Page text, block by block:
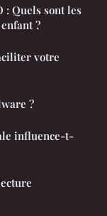
: Quels sont les
?
votre
?
influence-t-